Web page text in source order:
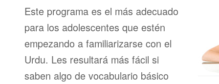
Este programa es el más adecuado
para los adolescentes que estén
empezando a familiarizarse con el
Urdu. Les resultará más fácil si
saben algo de vocabulario básico